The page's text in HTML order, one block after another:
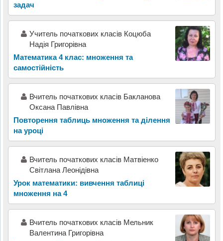
задач
Учитель початкових класів Коцюба
Надія Григорівна
Математика 4 клас: множення та
самостійність
Вчитель початкових класів Бакланова
Оксана Павлівна
Повторення таблиць множення та ділення
на уроці
Вчитель початкових класів Матвіенко
Світлана Леонідівна
Урок математики: вивчення таблиці
множення на 4
Вчитель початкових класів Мельник
Валентина Григорівна